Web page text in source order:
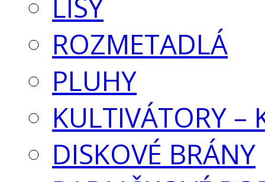
ROZMETADLÁ
PLUHY
KULTIVÁTORY –
DISKOVÉ BRÁNY